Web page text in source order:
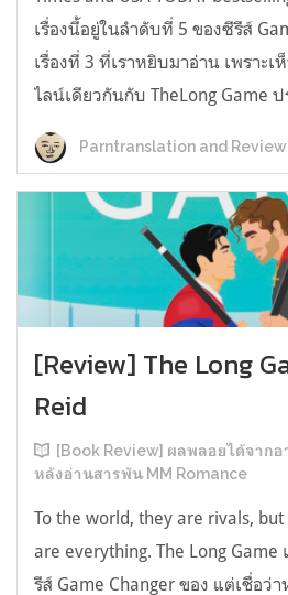
เรื่องนี้อยู่ในลำดับที่ 5 ของซีรีส์
เรื่องที่ 3 ที่เราหยิบมาอ่าน เพราะเ
ไลน์เดียวกันกับ TheLong Game ป
Parntranslation and Review
[Review] The Long
Reid
[Book Review] ผลพลอยได้จาก
หลังอ่านสารพัน MM Romance
To the world, they are rivals,
are everything. The Long
รีส์ Game Changer ของ แต่เชื่อว่า